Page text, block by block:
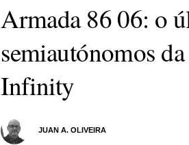
Armada 86 06: o
semiautónomos
Infinity
JUAN A. OLIVEIRA